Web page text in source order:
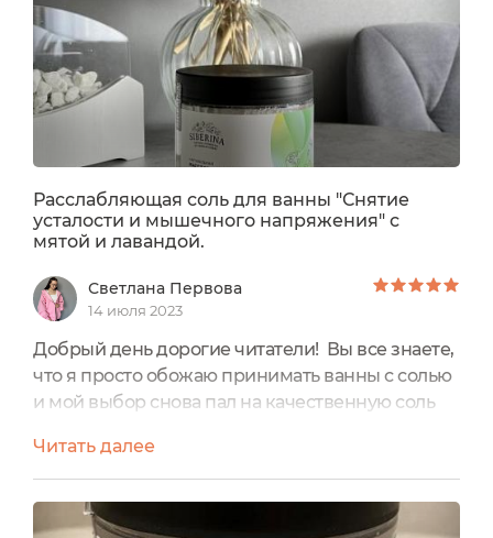
периметру баночки приклеена...
Расслабляющая соль для ванны "Снятие
усталости и мышечного напряжения" с
мятой и лавандой.
Светлана Первова
14 июля 2023
Добрый день дорогие читатели! Вы все знаете,
что я просто обожаю принимать ванны с солью
и мой выбор снова пал на качественную соль
бренда уходовой косметики Siberina. И сегодня
я расскажу вам о своей любимице.Полное
название: Расслабляющая соль для ванны
"Снятие усталости и мышечного напряжения
Читать далее